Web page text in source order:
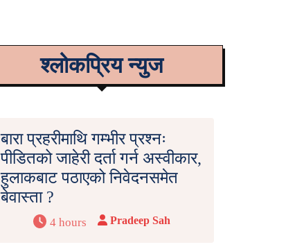
श्लोकप्रिय न्युज
बारा प्रहरीमाथि गम्भीर प्रश्नः
पीडितको जाहेरी दर्ता गर्न अस्वीकार,
हुलाकबाट पठाएको निवेदनसमेत
बेवास्ता ?
4 hours Pradeep Sah